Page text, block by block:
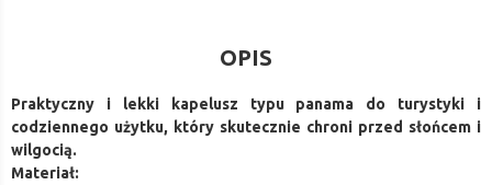
OPIS
Praktyczny i lekki kapelusz typu panama do turystyki i
codziennego użytku, który skutecznie chroni przed słońcem i
wilgocią.
Materiał: